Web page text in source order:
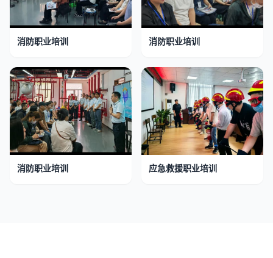
消防职业培训 消防职业培训
消防职业培训 应急救援职业培训